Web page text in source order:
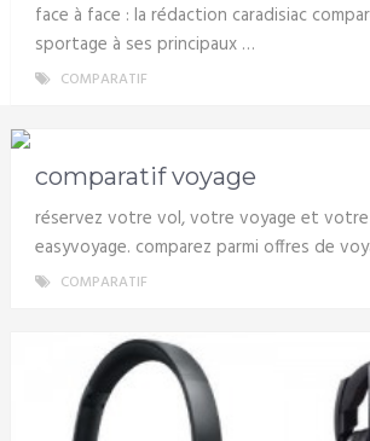
face à face : la rédaction caradisiac
sportage à ses principaux …
COMPARATIF
comparatif voyage
réservez votre vol, votre voyage et
easyvoyage. comparez parmi offres de
COMPARATIF